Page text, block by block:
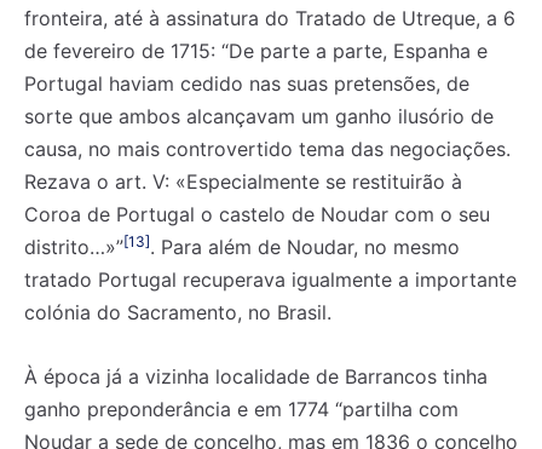
fronteira, até à assinatura do Tratado de Utreque, a 6
de fevereiro de 1715: “De parte a parte, Espanha e
Portugal haviam cedido nas suas pretensões, de
sorte que ambos alcançavam um ganho ilusório de
causa, no mais controvertido tema das negociações.
Rezava o art. V: «Especialmente se restituirão à
Coroa de Portugal o castelo de Noudar com o seu
distrito…»”[13]. Para além de Noudar, no mesmo
tratado Portugal recuperava igualmente a importante
colónia do Sacramento, no Brasil.
À época já a vizinha localidade de Barrancos tinha
ganho preponderância e em 1774 “partilha com
Noudar a sede de concelho, mas em 1836 o concelho